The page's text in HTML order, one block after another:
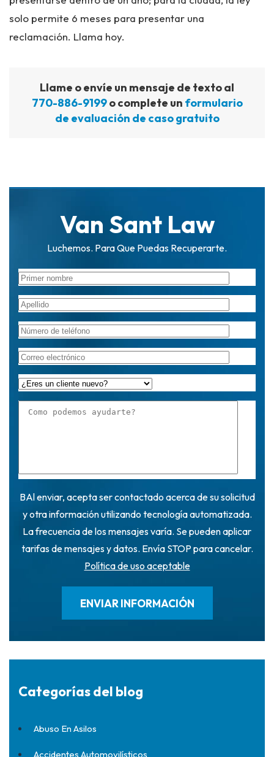
solo permite 6 meses para presentar una
reclamación. Llama hoy.
Llame o envíe un mensaje de texto al
770-886-9199o complete un formulario
de evaluación de caso gratuito
Van Sant Law
Luchemos. Para Que Puedas Recuperarte.
BAl enviar, acepta ser contactado acerca de su solicitud
y otra información utilizando tecnología automatizada.
La frecuencia de los mensajes varía. Se pueden aplicar
tarifas de mensajes y datos. Envía STOP para cancelar.
Política de uso aceptable
Categorías del blog
Abuso En Asilos
Accidentes Automovilísticos